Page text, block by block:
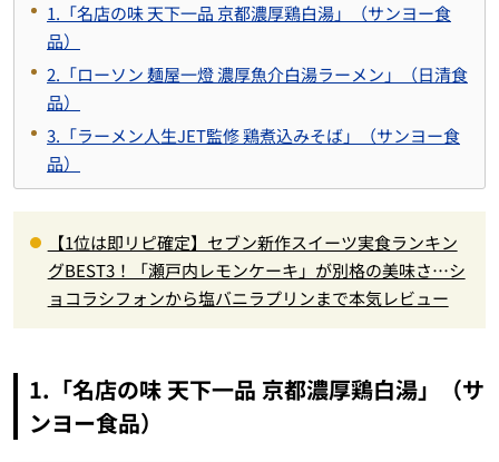
1.「名店の味 天下一品 京都濃厚鶏白湯」（サンヨー食
品）
2.「ローソン 麺屋一燈 濃厚魚介白湯ラーメン」（日清食
品）
3.「ラーメン人生JET監修 鶏煮込みそば」（サンヨー食
品）
【1位は即リピ確定】セブン新作スイーツ実食ランキン
グBEST3！「瀬戸内レモンケーキ」が別格の美味さ…シ
ョコラシフォンから塩バニラプリンまで本気レビュー
1.「名店の味 天下一品 京都濃厚鶏白湯」（サ
ンヨー食品）